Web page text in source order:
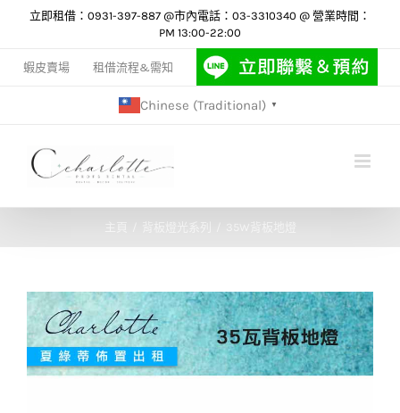
content
立即租借：0931-397-887 @市內電話：03-3310340 @ 營業時間：
PM 13:00-22:00
蝦皮賣場 租借流程&需知
Chinese (Traditional) ▼
背板燈光系列 35W背板地燈